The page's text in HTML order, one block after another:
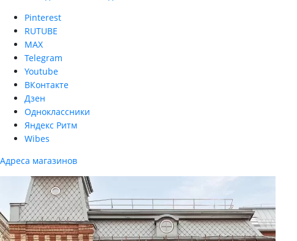
Pinterest
RUTUBE
MAX
Telegram
Youtube
ВКонтакте
Дзен
Одноклассники
Яндекс Ритм
Wibes
Адреса магазинов